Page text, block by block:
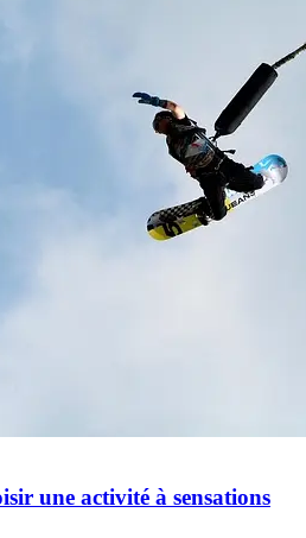
une activité à sensations